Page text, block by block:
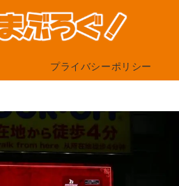
プライバシーポリシー